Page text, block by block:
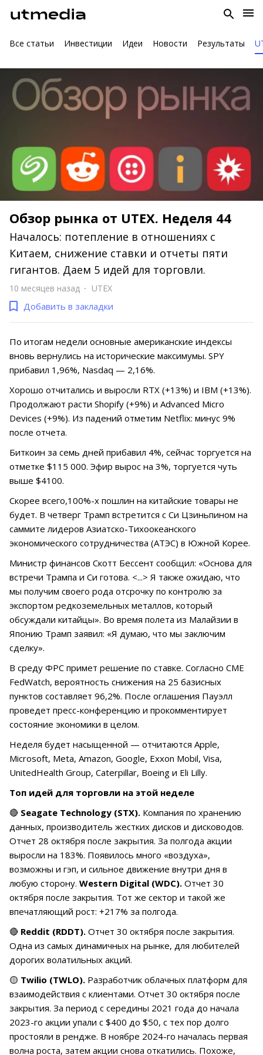
Все статьи Инвестиции Идеи Новости Результаты
Обзор рынка от UTEX. Неделя 44
Началось: потепление в отношениях с
Китаем, снижение ставки и отчеты пяти
гигантов. Даем 5 идей для торговли.
10 месяцев назад UTEX
Добавить в закладки
По итогам недели основные американские индексы
вновь вернулись на исторические максимумы. SPY
прибавил 1,96%, Nasdaq — 2,16%.
Хорошо отчитались и выросли RTX (+13%) и IBM (+13%).
Продолжают расти Shopify (+9%) и Advanced Micro
Devices (+9%). Из падений отметим Netflix: минус 9%
после отчета.
Биткоин за семь дней прибавил 4%, сейчас торгуется на
отметке $115 000. Эфир вырос на 3%, торгуется чуть
выше $4100.
Скорее всего,100%-х пошлин на китайские товары не
будет. В четверг Трамп встретится с Си Цзиньпином на
саммите лидеров Азиатско-Тихоокеанского
экономического сотрудничества (АТЭС) в Южной Корее.
Министр финансов Скотт Бессент сообщил: «Основа для
встречи Трампа и Си готова. <...> Я также ожидаю, что
мы получим своего рода отсрочку по контролю за
экспортом редкоземельных металлов, который
обсуждали китайцы». Во время полета из Малайзии в
Японию Трамп заявил: «Я думаю, что мы заключим
сделку».
В среду ФРС примет решение по ставке. Согласно CME
FedWatch, вероятность снижения на 25 базисных
пунктов составляет 96,2%. После оглашения Пауэлл
проведет пресс-конференцию и прокомментирует
состояние экономики в целом.
Неделя будет насыщенной — отчитаются Apple,
Microsoft, Meta, Amazon, Google, Exxon Mobil, Visa,
UnitedHealth Group, Caterpillar, Boeing и Eli Lilly.
Топ идей для торговли на этой неделе
🔴 Seagate Technology (STX). Компания по хранению
данных, производитель жестких дисков и дисководов.
Отчет 28 октября после закрытия. За полгода акции
выросли на 183%. Появилось много «воздуха»,
возможны и гэп, и сильное движение внутри дня в
любую сторону. Western Digital (WDC). Отчет 30
октября после закрытия. Тот же сектор и такой же
впечатляющий рост: +217% за полгода.
🔴 Reddit (RDDT). Отчет 30 октября после закрытия.
Одна из самых динамичных на рынке, для любителей
дорогих волатильных акций.
🟡 Twilio (TWLO). Разработчик облачных платформ для
взаимодействия с клиентами. Отчет 30 октября после
закрытия. За период с середины 2021 года до начала
2023-го акции упали с $400 до $50, с тех пор долго
простояли в рендже. В ноябре 2024-го началась первая
волна роста, затем акции снова откатились. Похоже,